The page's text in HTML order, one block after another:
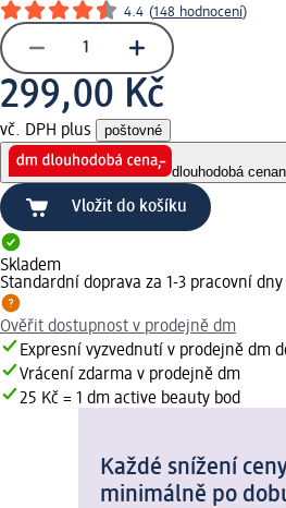
4.4 (148 hodnocení)
299,00 Kč
vč. DPH plus poštovné
dlouhodobá cena
Vložit do košíku
Skladem
Standardní doprava za 1-3 pracovní dny
Ověřit dostupnost v prodejně dm
Expresní vyzvednutí v prodejně dm
Vrácení zdarma v prodejně dm
25 Kč = 1 dm active beauty bod
Každé snížení
minimálně po